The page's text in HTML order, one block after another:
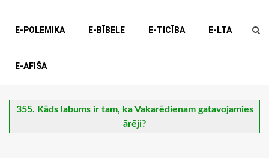
E-POLEMIKA E-BĪBELE E-TICĪBA E-LTA
E-AFIŠA
355. Kāds labums ir tam, ka Vakarēdienam gatavojamies
ārēji?